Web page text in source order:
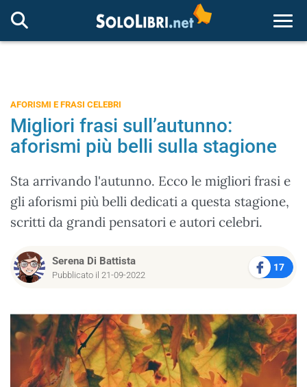
AFORISMI E FRASI CELEBRI
Migliori frasi sull’autunno:
aforismi più belli sulla stagione
Sta arrivando l'autunno. Ecco le migliori frasi e
gli aforismi più belli dedicati a questa stagione,
scritti da grandi pensatori e autori celebri.
Serena Di Battista
Pubblicato il 21-09-2022
17